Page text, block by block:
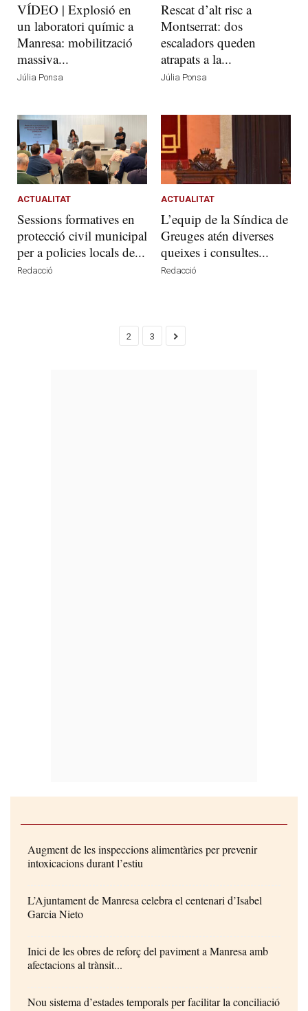
VÍDEO | Explosió en
un laboratori químic a
Manresa: mobilització
massiva...
Júlia Ponsa
Rescat d’alt risc a
Montserrat: dos
escaladors queden
atrapats a la...
Júlia Ponsa
ACTUALITAT
Sessions formatives en
protecció civil municipal
per a policies locals de...
Redacció
ACTUALITAT
L’equip de la Síndica de
Greuges atén diverses
queixes i consultes...
Redacció
2 3
Augment de les inspeccions alimentàries per prevenir
intoxicacions durant l’estiu
L’Ajuntament de Manresa celebra el centenari d’Isabel
Garcia Nieto
Inici de les obres de reforç del paviment a Manresa amb
afectacions al trànsit...
Nou sistema d’estades temporals per facilitar la conciliació